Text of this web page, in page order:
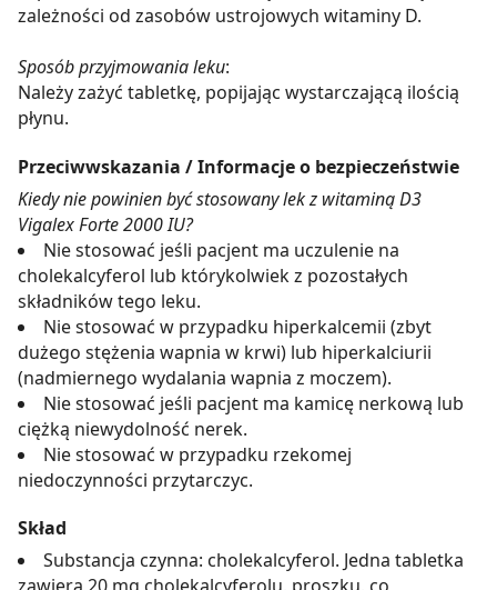
zależności od zasobów ustrojowych witaminy D.
Sposób przyjmowania leku:
Należy zażyć tabletkę, popijając wystarczającą ilością
płynu.
Przeciwwskazania / Informacje o bezpieczeństwie
Kiedy nie powinien być stosowany lek z witaminą D3
Vigalex Forte 2000 IU?
Nie stosować jeśli pacjent ma uczulenie na
cholekalcyferol lub którykolwiek z pozostałych
składników tego leku.
Nie stosować w przypadku hiperkalcemii (zbyt
dużego stężenia wapnia w krwi) lub hiperkalciurii
(nadmiernego wydalania wapnia z moczem).
Nie stosować jeśli pacjent ma kamicę nerkową lub
ciężką niewydolność nerek.
Nie stosować w przypadku rzekomej
niedoczynności przytarczyc.
Skład
Substancja czynna: cholekalcyferol. Jedna tabletka